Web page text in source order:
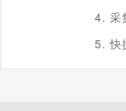
4. 采
5. 快